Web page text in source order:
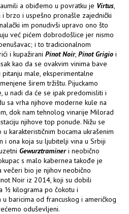
a obiđemo u povratku je Virtus,
brzo i uspešno pronašle zajednički
im ponudivši upravo ono što
već pićem dobrodošlice jer nismo
i to tradicionalnom
i kupažirani Pinot Noir,Pinot Grigio i
kao da se ovakvim vinima bave
male, eksperimentalne
širem tržištu. Pijuckamo
u nadi da će se ipak predomisliti i
sa vrha njihove moderne kule na
dok nam tehnolog vinarije Milorad
njihove top ponude. Nižu se
karakterističnim bocama ukrašenim
i ona koja su ljubitelji vina u Srbiji
Gewurztramineri neobično
s malo kabernea takođe je
večeri bio je njihov neobično
Noir iz 2014, koji su dobili
½ kilograma po čokotu i
baricima od francuskog i američkog
oduševljeni.